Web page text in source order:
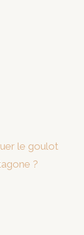
le goulot
?